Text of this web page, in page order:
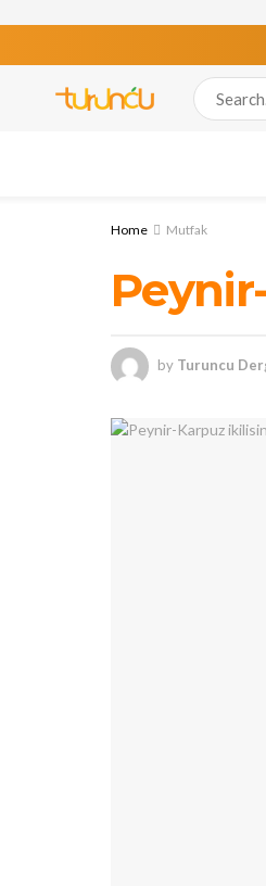
Home Mutfak
by Turuncu